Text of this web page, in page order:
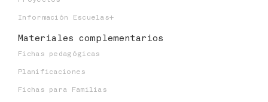
Información Escuelas+
Materiales complementarios
Fichas pedagógicas
Planificaciones
Fichas para Familias